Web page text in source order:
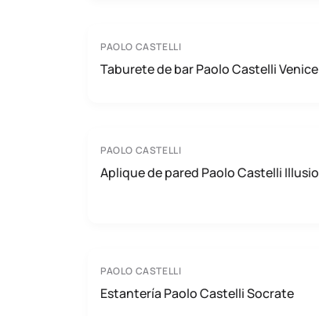
PAOLO CASTELLI
Taburete de bar Paolo Castelli Venice
PAOLO CASTELLI
Aplique de pared Paolo Castelli Illusio
PAOLO CASTELLI
Estantería Paolo Castelli Socrate